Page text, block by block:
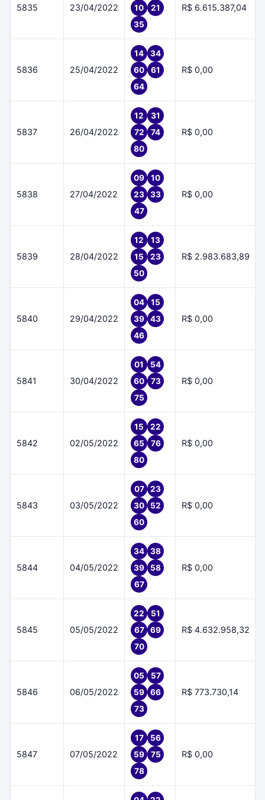
5835 23/04/2022 10
21
35
R$ 6.615.387,04
5836 25/04/2022
14
34
60
61
64
R$ 0,00
5837 26/04/2022
12
31
72
74
80
R$ 0,00
5838 27/04/2022
09
10
23
33
47
R$ 0,00
5839 28/04/2022
12
13
15
23
50
R$ 2.983.683,89
5840 29/04/2022
04
15
39
43
46
R$ 0,00
5841 30/04/2022
01
54
60
73
75
R$ 0,00
5842 02/05/2022
15
22
65
76
80
R$ 0,00
5843 03/05/2022
07
23
30
52
60
R$ 0,00
5844 04/05/2022
34
38
39
58
67
R$ 0,00
5845 05/05/2022
22
51
67
69
70
R$ 4.632.958,32
5846 06/05/2022
05
57
59
66
73
R$ 773.730,14
5847 07/05/2022
17
56
59
75
78
R$ 0,00